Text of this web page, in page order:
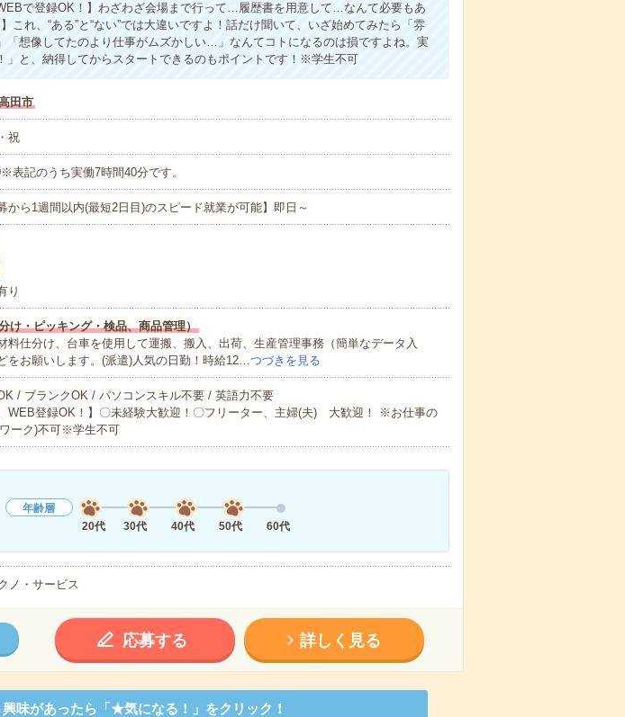
で登録OK！】わざわざ会場まで行って…履歴書を用意して…なんて必要もあ
これ、“ある”と“ない”では大違いですよ！話だけ聞いて、いざ始めてみたら「雰
「想像してたのより仕事がムズかしい…」なんてコトになるのは損ですよね。実
」と、納得してからスタートできるのもポイントです！※学生不可
田市
祝
表記のうち実働7時間40分です。
から1週間以内(最短2日目)のスピード就業が可能】即日～
り
け・ピッキング・検品、商品管理）
料仕分け、台車を使用して運搬、搬入、出荷、生産管理事務（簡単なデータ入
をお願いします。(派遣)人気の日勤！時給12…つづきを見る
/ ブランクOK / パソコンスキル不要 / 英語力不要
、WEB登録OK！】〇未経験大歓迎！〇フリーター、主婦(夫) 大歓迎！ ※お仕事の
ーク)不可※学生不可
年齢層
20代
30代 40代 50代 60代
ノ・サービス
応募する 詳しく見る
興味があったら「★気になる！」をクリック！